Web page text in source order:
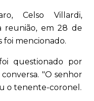
Celso Villardi,
reunião, em 28 de
foi mencionado.
questionado por
"O senhor
o tenente-coronel.